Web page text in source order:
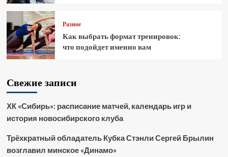
Разное
Как выбрать формат тренировок:
что подойдет именно вам
Свежие записи
ХК «Сибирь»: расписание матчей, календарь игр и
история новосибирского клуба
Трёхкратный обладатель Кубка Стэнли Сергей Брылин
возглавил минское «Динамо»